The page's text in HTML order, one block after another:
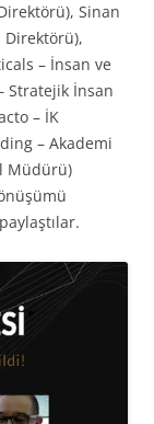
Sinan
Direktörü),
– İnsan ve
Stratejik İnsan
– İK
– Akademi
Müdürü)